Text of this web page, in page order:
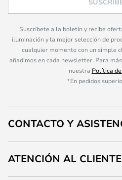
Suscríbete a la boletín y recibe
iluminación y la mejor selección de
cualquier momento con un simple
añadimos en cada newsletter. Para
nuestra Política
*En pedidos
CONTACTO Y
ATENCIÓN AL CLIENTE